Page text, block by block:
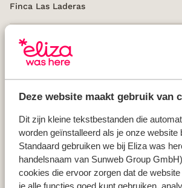
Deze website maakt gebruik van
Dit zijn kleine tekstbestanden die
worden geïnstalleerd als je onze website
Standaard gebruiken we bij Eliza was
handelsnaam van Sunweb Group
cookies die ervoor zorgen dat de
je alle functies goed kunt gebruiken,
Finca Las Laderas
Vakantie Griekenland
Vakantie Spanje
Vakantie Italië
Vakantie Portugal
Populaire regio's